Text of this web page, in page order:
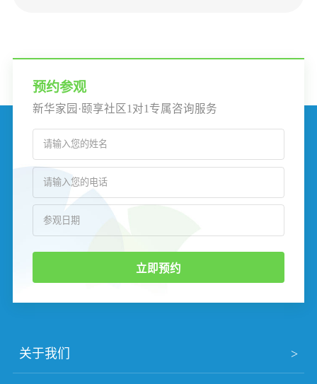
预约参观
新华家园·颐享社区1对1专属咨询服务
立即预约
关于我们